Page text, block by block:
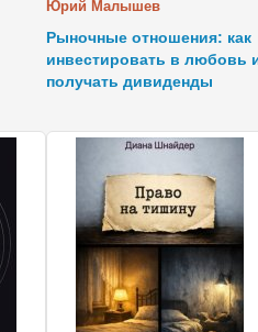
Юрий Малышев
Рыночные отношения: как
инвестировать в любовь
получать дивиденды